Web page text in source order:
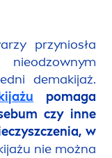
przyniosła
demakijaż.
pomaga
czy inne
w
nie można